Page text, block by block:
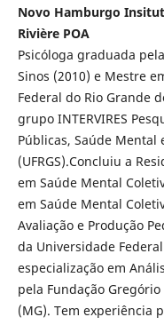
Novo Hamburgo
Rivière POA
Psicóloga graduada
Sinos (2010) e Mestre
Federal do Rio Grande
grupo INTERVIRES
Públicas, Saúde Mental
(UFRGS).Concluiu a
em Saúde Mental
em Saúde Mental
Avaliação e Produção
da Universidade
especialização em
pela Fundação
(MG). Tem experiência